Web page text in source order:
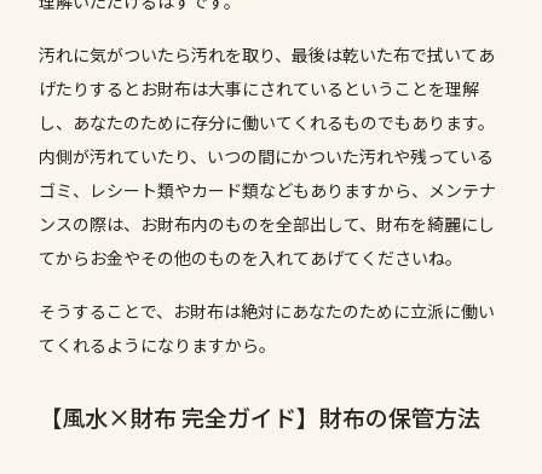
汚れに気がついたら汚れを取り、最後は乾いた布で拭いてあ
げたりするとお財布は大事にされているということを理解
し、あなたのために存分に働いてくれるものでもあります。
内側が汚れていたり、いつの間にかついた汚れや残っている
ゴミ、レシート類やカード類などもありますから、メンテナ
ンスの際は、お財布内のものを全部出して、財布を綺麗にし
てからお金やその他のものを入れてあげてくださいね。
そうすることで、お財布は絶対にあなたのために立派に働い
てくれるようになりますから。
【風水×財布 完全ガイド】財布の保管方法